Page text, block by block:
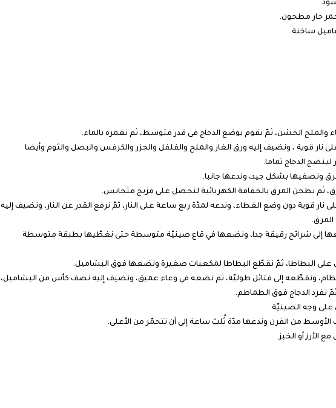
حار مطحون.
ساخنة.
والملح الخشن، ثمّ نقوم بوضع الدجاج فى قدر متوسط، ثم نغمره بالماء.
قوية ، ونضيف إليه ورق الغار والملح والفلفل والجزر والكرفس والبصل والثوم وأيضا
لينضج الدجاج تماما.
ونصفيها بشكل جيد، وندعها جانبا.
ثم نطحن المرق بالخفاقة الكهربائية لنحصل على مزيج متجانس.
نار قوية دون وضع الغطاء، وندعه لمدّة ربع ساعة على النار، ثمّ نرفع القدر عن النار، ونضيف إليه
المرق.
إلى شرائح رقيقة جدا، ونضعها في قاع صينيّة متوسطة حتى نغطّيها بطبقة متوسطة
على البطاطا، ثمّ نقطّع البطاطا لمكعبات صغيرة ونضعها فوق البشاميل.
ونقطّعه إلى فتائل طوليّة، ثم نضعه في وعاء عميق، ونضيف إليه نصف كأس من البشاميل،
نفرد الدجاج فوق الطماطم.
على وجه الصينيّة.
من الفرن وندعها مدّة ثُلث ساعة إلى أن تتحمّر من الأعلى.
الأرز أو الخبز.